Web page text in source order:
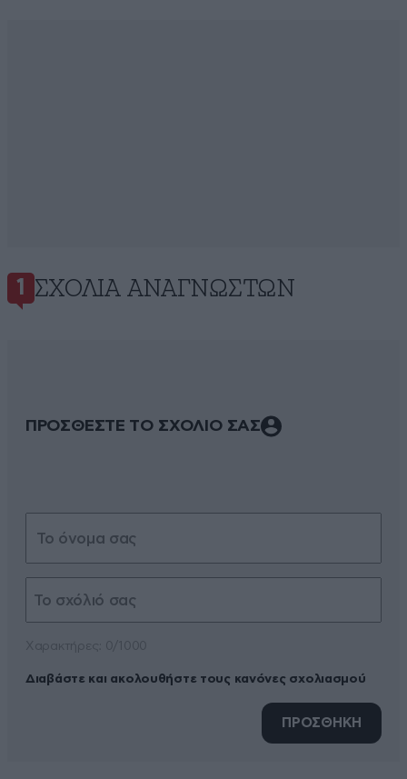
1 ΣΧΌΛΙΑ ΑΝΑΓΝΩΣΤΏΝ
ΠΡΟΣΘΕΣΤΕ ΤΟ ΣΧΟΛΙΟ ΣΑΣ
Διαβάστε και ακολουθήστε τους κανόνες σχολιασμού
ΠΡΟΣΘΗΚΗ